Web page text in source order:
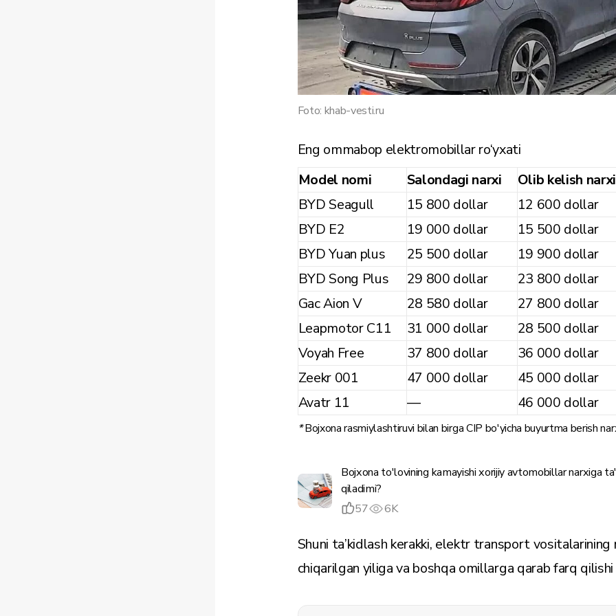
Foto: khab-vesti.ru
Eng ommabop elektromobillar ro‘yxati
Model nomi
Salondagi narxi
Olib kelish
BYD Seagull
15 800 dollar
12 600 dollar
BYD E2
19 000 dollar
15 500 dollar
BYD Yuan plus
25 500 dollar
19 900 dollar
BYD Song Plus
29 800 dollar
23 800 dollar
Gac Aion V
28 580 dollar
27 800 dollar
Leapmotor C11
31 000 dollar
28 500 dollar
Voyah Free
37 800 dollar
36 000 dollar
Zeekr 001
47 000 dollar
45 000 dollar
Avatr 11
— 46 000 dollar
*Bojxona rasmiylashtiruvi bilan birga CIP bo'yicha buyurtma berish
Bojxona to'lovining kamayishi xorijiy avtomobillar narxiga
qiladimi?
57
6K
Shuni ta’kidlash kerakki, elektr transport
chiqarilgan yiliga va boshqa omillarga qarab farq